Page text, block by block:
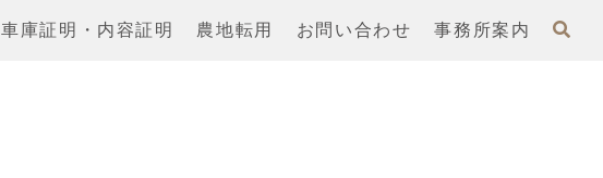
車庫証明・内容証明 農地転用 お問い合わせ 事務所案内